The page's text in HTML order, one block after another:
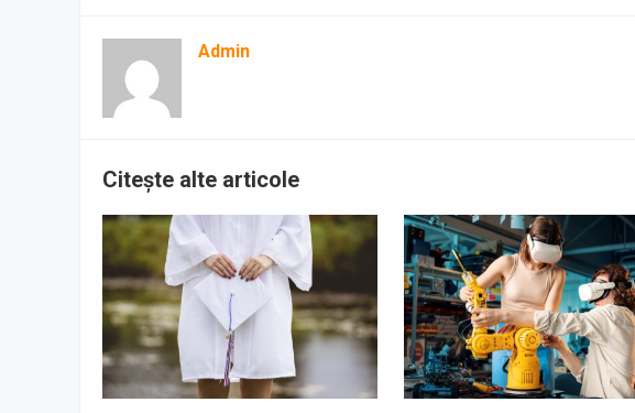
Admin
Citește alte articole